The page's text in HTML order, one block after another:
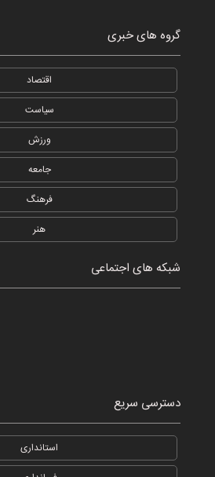
گروه های خبری
اقتصاد
سیاست
ورزش
جامعه
فرهنگ
هنر
شبکه های اجتماعی
دسترسی سریع
استانداری